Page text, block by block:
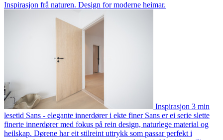
Inspirasjon frå naturen. Design for moderne heimar.
Inspirasjon 3 min
lesetid Sans - elegante innerdører i ekte finer Sans er ei serie slette
finerte innerdører med fokus på rein design, naturlege material og
heilskap. Dørene har eit stilreint uttrykk som passar perfekt i